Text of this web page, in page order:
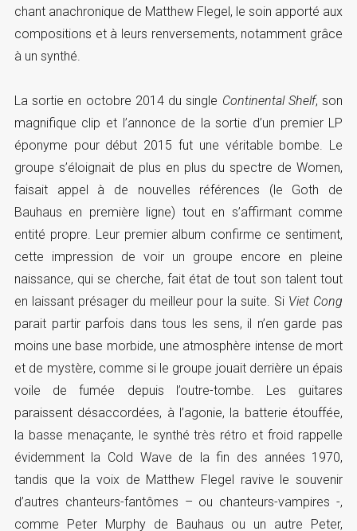
chant anachronique de Matthew Flegel, le soin apporté aux
compositions et à leurs renversements, notamment grâce
à un synthé.
La sortie en octobre 2014 du single Continental Shelf, son
magnifique clip et l’annonce de la sortie d’un premier LP
éponyme pour début 2015 fut une véritable bombe. Le
groupe s’éloignait de plus en plus du spectre de Women,
faisait appel à de nouvelles références (le Goth de
Bauhaus en première ligne) tout en s’affirmant comme
entité propre. Leur premier album confirme ce sentiment,
cette impression de voir un groupe encore en pleine
naissance, qui se cherche, fait état de tout son talent tout
en laissant présager du meilleur pour la suite. Si Viet Cong
parait partir parfois dans tous les sens, il n’en garde pas
moins une base morbide, une atmosphère intense de mort
et de mystère, comme si le groupe jouait derrière un épais
voile de fumée depuis l’outre-tombe. Les guitares
paraissent désaccordées, à l’agonie, la batterie étouffée,
la basse menaçante, le synthé très rétro et froid rappelle
évidemment la Cold Wave de la fin des années 1970,
tandis que la voix de Matthew Flegel ravive le souvenir
d’autres chanteurs-fantômes – ou chanteurs-vampires -,
comme Peter Murphy de Bauhaus ou un autre Peter,